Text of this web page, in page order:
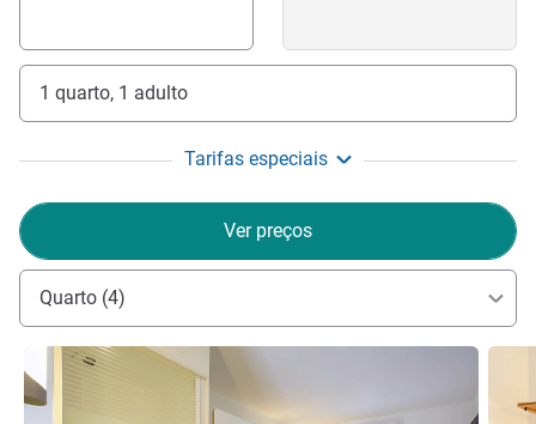
1 quarto, 1 adulto
Tarifas especiais
Ver preços
Quarto (4)
Ver detalhes Ver